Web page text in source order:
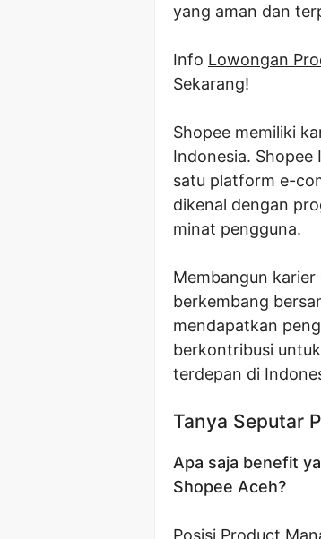
yang aman dan
Info Lowongan
Sekarang!
Shopee memiliki
Indonesia.
satu platform e-
dikenal dengan
minat pengguna.
Membangun
berkembang
mendapatkan
berkontribusi
terdepan di
Tanya Seputar
Apa saja benefit
Shopee Aceh?
Posisi Product